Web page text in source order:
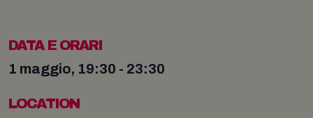
DATA E ORARI
1 maggio, 19:30 - 23:30
LOCATION